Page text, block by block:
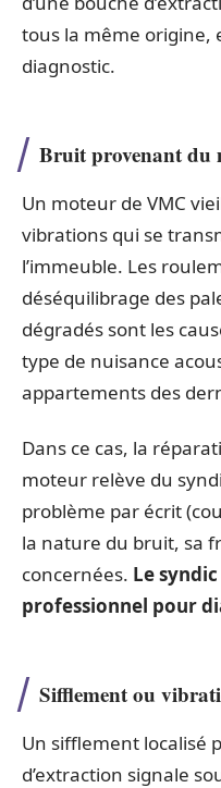
tous la même origine,
diagnostic.
Bruit provenant du
Un moteur de VMC
vibrations qui se
l’immeuble. Les
déséquilibrage des
dégradés sont les
type de nuisance
appartements des
Dans ce cas, la
moteur relève du
problème par écrit
la nature du bruit, sa
concernées. Le
professionnel pour
Sifflement ou
Un sifflement localisé
d’extraction signale